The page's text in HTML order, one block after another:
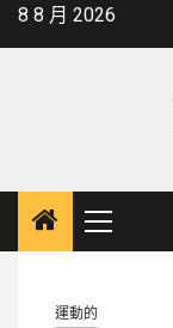
Skip8 8 月 2026
Primary
Menu
運動的